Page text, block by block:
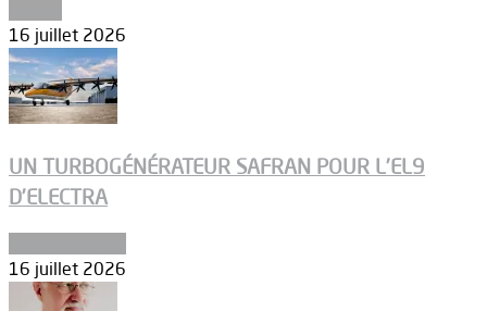
16 juillet 2026
UN TURBOGÉNÉRATEUR SAFRAN POUR L’EL9
D’ELECTRA
16 juillet 2026